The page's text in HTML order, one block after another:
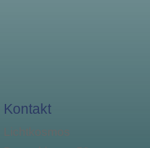
Kontakt
Lichtkosmos